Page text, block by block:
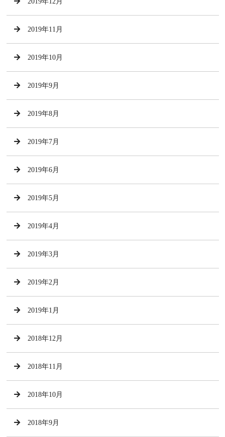
2019年11月
2019年10月
2019年9月
2019年8月
2019年7月
2019年6月
2019年5月
2019年4月
2019年3月
2019年2月
2019年1月
2018年12月
2018年11月
2018年10月
2018年9月